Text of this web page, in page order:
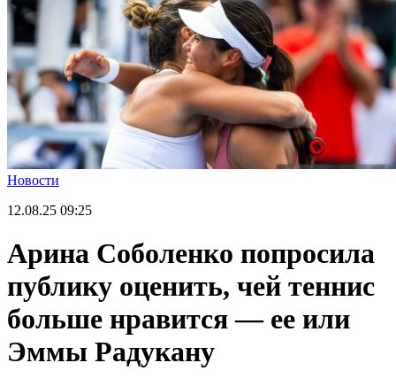
Новости
12.08.25 09:25
Арина Соболенко попросила
публику оценить, чей теннис
больше нравится — ее или
Эммы Радукану